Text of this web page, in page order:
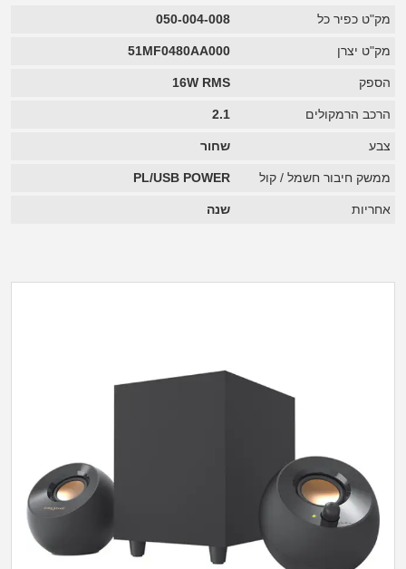
מק"ט כפיר כל 050-004-008
מק"ט יצרן 51MF0480AA000
הספק 16W RMS
הרכב הרמקולים 2.1
צבע שחור
ממשק חיבור חשמל / קול PL/USB POWER
אחריות שנה